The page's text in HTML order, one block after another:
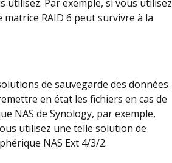
Par exemple, si vous utilisez
matrice RAID 6 peut survivre à la
de sauvegarde des données
en état les fichiers en cas de
NAS de Synology, par exemple,
utilisez une telle solution de
NAS Ext 4/3/2.